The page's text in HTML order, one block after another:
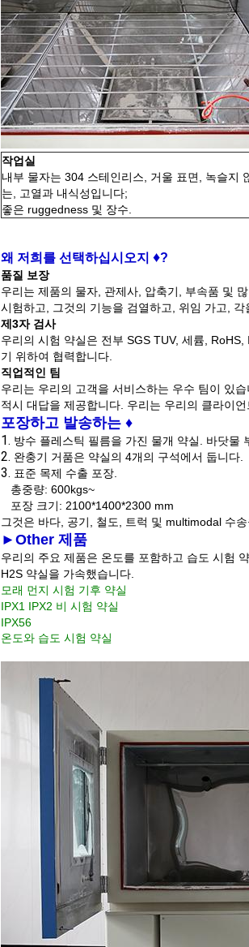
작업실
내부 물자는 304 스테인리스, 거울 표면, 녹슬지
는, 고열과 내식성입니다;
좋은 ruggedness 및 장수.
왜 저희를 선택하십시오지 ♦?
품질 보장
우리는 제품의 물자, 관제사, 압축기, 부속품 및
시험하고, 그것의 기능을 검열하고, 위임 가고,
제3자 검사
우리의 시험 약실은 전부 SGS TUV, 세륨,
기 위하여 협력합니다.
직업적인 팀
우리는 우리의 고객을 서비스하는 우수 팀이 있
적시 대답을 제공합니다. 우리는 우리의 클라이
포장하고 발송하는 ♦
1. 방수 플레스틱 필름을 가진 물개 약실. 바닷물
2. 완충기 거품은 약실의 4개의 구석에서 둡니다.
3. 표준 목제 수출 포장.
총중량: 600kgs~
포장 크기: 2100*1400*2300 mm
그것은 바다, 공기, 철도, 트럭 및 multimodal 수
►Other 제품
우리의 주요 제품은 온도를 포함하고 습도 시험
H2S 약실을 가속했습니다.
모래 먼지 시험 기후 약실
IPX1 IPX2 비 시험 약실
IPX56
온도와 습도 시험 약실